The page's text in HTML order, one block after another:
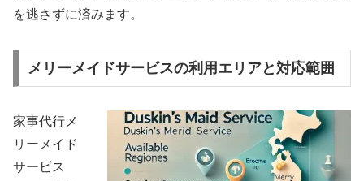
を逃さずに済みます。
メリーメイドサービスの利用エリアと対応範囲
家事代行メ
リーメイド
サービス